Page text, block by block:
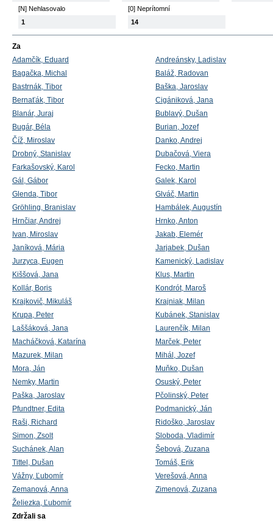
[N] Nehlasovalo
1
[0] Neprítomní
14
Za
Adamčík, Eduard
Andreánsky, Ladislav
Bagačka, Michal
Baláž, Radovan
Bastrnák, Tibor
Baška, Jaroslav
Bernaťák, Tibor
Cigániková, Jana
Blanár, Juraj
Bublavý, Dušan
Bugár, Béla
Burian, Jozef
Číž, Miroslav
Danko, Andrej
Drobný, Stanislav
Dubačová, Viera
Farkašovský, Karol
Fecko, Martin
Gál, Gábor
Galek, Karol
Glenda, Tibor
Glváč, Martin
Gröhling, Branislav
Hambálek, Augustín
Hrnčiar, Andrej
Hrnko, Anton
Ivan, Miroslav
Jakab, Elemér
Janíková, Mária
Jarjabek, Dušan
Jurzyca, Eugen
Kamenický, Ladislav
Kiššová, Jana
Klus, Martin
Kollár, Boris
Kondrót, Maroš
Krajkovič, Mikuláš
Krajniak, Milan
Krupa, Peter
Kubánek, Stanislav
Laššáková, Jana
Laurenčík, Milan
Macháčková, Katarína
Marček, Peter
Mazurek, Milan
Mihál, Jozef
Mora, Ján
Muňko, Dušan
Nemky, Martin
Osuský, Peter
Paška, Jaroslav
Pčolinský, Peter
Pfundtner, Edita
Podmanický, Ján
Raši, Richard
Ridoško, Jaroslav
Simon, Zsolt
Sloboda, Vladimír
Suchánek, Alan
Šebová, Zuzana
Tittel, Dušan
Tomáš, Erik
Vážny, Ľubomír
Verešová, Anna
Zemanová, Anna
Zimenová, Zuzana
Želiezka, Ľubomír
Zdržali sa